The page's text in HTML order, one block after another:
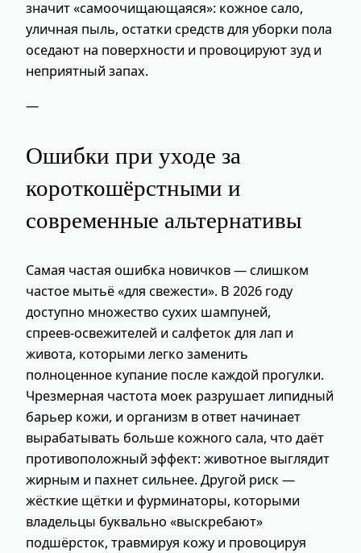
значит «самоочищающаяся»: кожное сало,
уличная пыль, остатки средств для уборки пола
оседают на поверхности и провоцируют зуд и
неприятный запах.
—
Ошибки при уходе за
короткошёрстными и
современные альтернативы
Самая частая ошибка новичков — слишком
частое мытьё «для свежести». В 2026 году
доступно множество сухих шампуней,
спреев‑освежителей и салфеток для лап и
живота, которыми легко заменить
полноценное купание после каждой прогулки.
Чрезмерная частота моек разрушает липидный
барьер кожи, и организм в ответ начинает
вырабатывать больше кожного сала, что даёт
противоположный эффект: животное выглядит
жирным и пахнет сильнее. Другой риск —
жёсткие щётки и фурминаторы, которыми
владельцы буквально «выскребают»
подшёрсток, травмируя кожу и провоцируя